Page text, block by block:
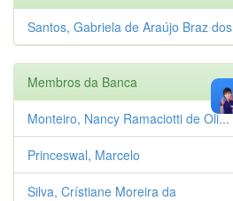
Santos, Gabriela de Araújo Braz dos
Membros da Banca
Monteiro, Nancy Ramaciotti de Oli...
Princeswal, Marcelo
Silva, Crístiane Moreira da